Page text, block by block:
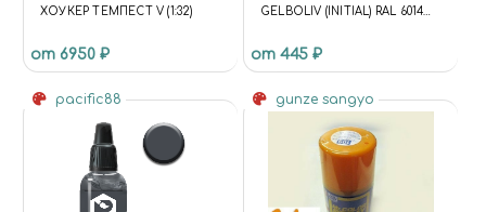
ХОУКЕР ТЕМПЕСТ V (1:32)
от 6950 ₽
GELBOLIV (INITIAL) RAL 6014
от 445 ₽
pacific88 gunze sangyo